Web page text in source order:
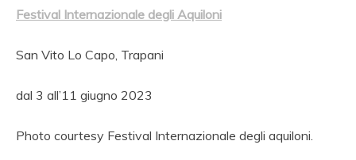
Festival Internazionale degli Aquiloni
San Vito Lo Capo, Trapani
dal 3 all’11 giugno 2023
Photo courtesy Festival Internazionale degli aquiloni.